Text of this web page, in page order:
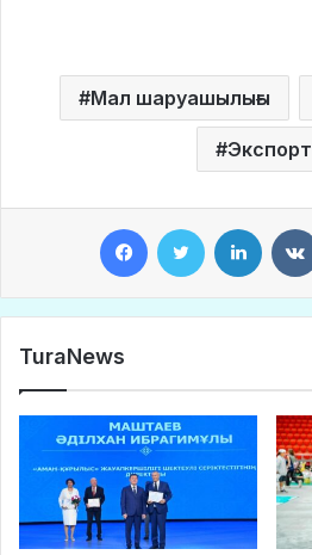
Мал шаруашылығы
Экспорт
TuraNews